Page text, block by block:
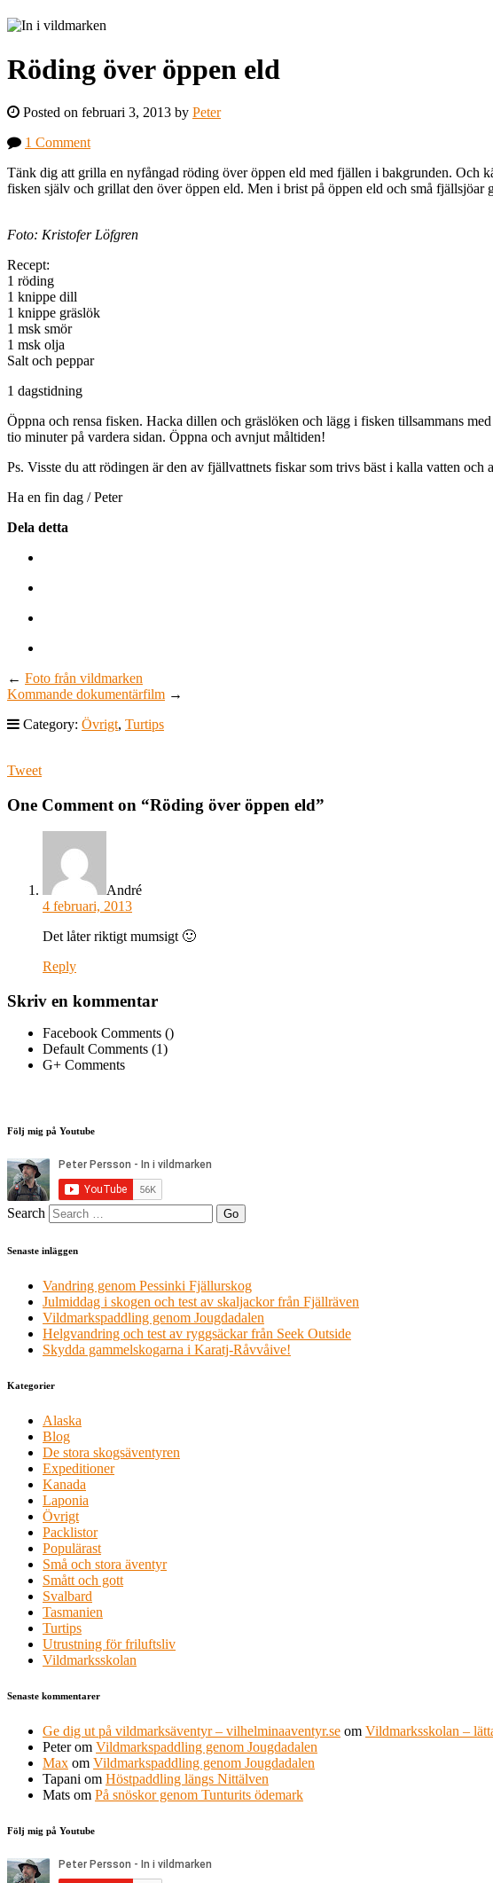
Röding över öppen eld
Posted on februari 3, 2013 by Peter
1 Comment
Tänk dig att grilla en nyfångad röding över öppen eld med fjällen i bakgrunden. Och
fisken själv och grillat den över öppen eld. Men i brist på öppen eld och små
Foto: Kristofer Löfgren
Recept:
1 röding
1 knippe dill
1 knippe gräslök
1 msk smör
1 msk olja
Salt och peppar
1 dagstidning
Öppna och rensa fisken. Hacka dillen och gräslöken och lägg i fisken tillsammans
tio minuter på vardera sidan. Öppna och avnjut måltiden!
Ps. Visste du att rödingen är den av fjällvattnets fiskar som trivs bäst i kalla vatten
Ha en fin dag / Peter
Dela detta
← Foto från vildmarken
Kommande dokumentärfilm →
Category: Övrigt, Turtips
Tweet
One Comment on “Röding över öppen eld”
André
4 februari, 2013
Det låter riktigt mumsigt 🙂
Reply
Skriv en kommentar
Facebook Comments ()
Default Comments (1)
G+ Comments
Följ mig på Youtube
Search
Senaste inläggen
Vandring genom Pessinki Fjällurskog
Julmiddag i skogen och test av skaljackor från Fjällräven
Vildmarkspaddling genom Jougdadalen
Helgvandring och test av ryggsäckar från Seek Outside
Skydda gammelskogarna i Karatj-Råvvåive!
Kategorier
Alaska
Blog
De stora skogsäventyren
Expeditioner
Kanada
Laponia
Övrigt
Packlistor
Populärast
Små och stora äventyr
Smått och gott
Svalbard
Tasmanien
Turtips
Utrustning för friluftsliv
Vildmarksskolan
Senaste kommentarer
Ge dig ut på vildmarksäventyr – vilhelminaaventyr.se om Vildmarksskolan –
Peterom Vildmarkspaddling genom Jougdadalen
Max om Vildmarkspaddling genom Jougdadalen
Tapani om Höstpaddling längs Nittälven
Mats om På snöskor genom Tunturits ödemark
Följ mig på Youtube